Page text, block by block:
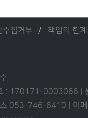
수집거부 책임의 한
: 170171-0003066 |
746-6410 | 이메